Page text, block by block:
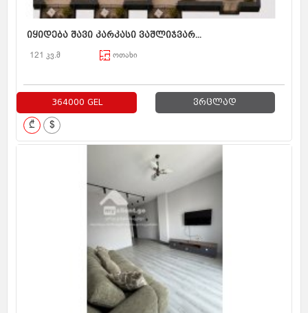
იყიდება შავი კარკასი ვაშლიჯვარ...
121 კვ.მ ოთახი
364000 GEL ვრცლად
₾ $